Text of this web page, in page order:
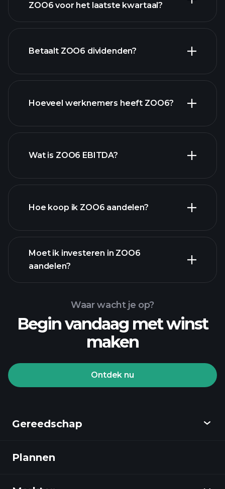
financiële rapporten
ZOO6 voor het laatste kwartaal?
financiële
Betaalt ZOO6 dividenden?
hoog-dividend aandelen
Hoeveel werknemers heeft ZOO6?
Wat is ZOO6 EBITDA?
financiële rapporten
Hoe koop ik ZOO6 aandelen?
Moet ik investeren in ZOO6
aandelen?
Playtrade Toernooien
Waar wacht je op?
Begin vandaag met winst
maken
Ontdek nu
Gereedschap
Ontdekken
Plannen